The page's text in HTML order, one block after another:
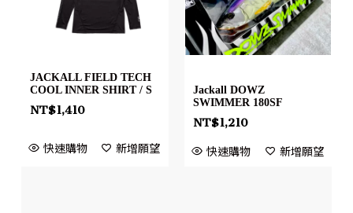
JACKALL FIELD TECH
COOL INNER SHIRT / S
NT$1,410
快速購物 新增願望
Jackall DOWZ
SWIMMER 180SF
NT$1,210
快速購物 新增願望